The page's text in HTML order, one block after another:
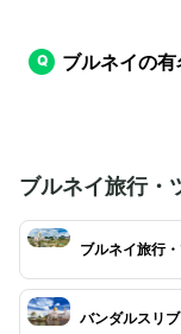
ブルネイの
ブルネイ旅行・
ブルネイ旅行
バンダルスリ